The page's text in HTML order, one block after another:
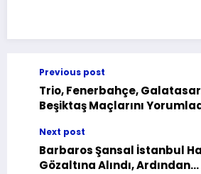
Previous post
Trio, Fenerbahçe,
Beşiktaş Maçlarını
Next post
Barbaros Şansal İstanbul
Gözaltına Alındı, Ardından…